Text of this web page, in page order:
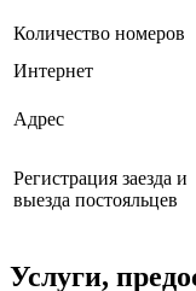
Количество номеров
Интернет
Адрес
Регистрация заезда и
выезда постояльцев
Услуги,